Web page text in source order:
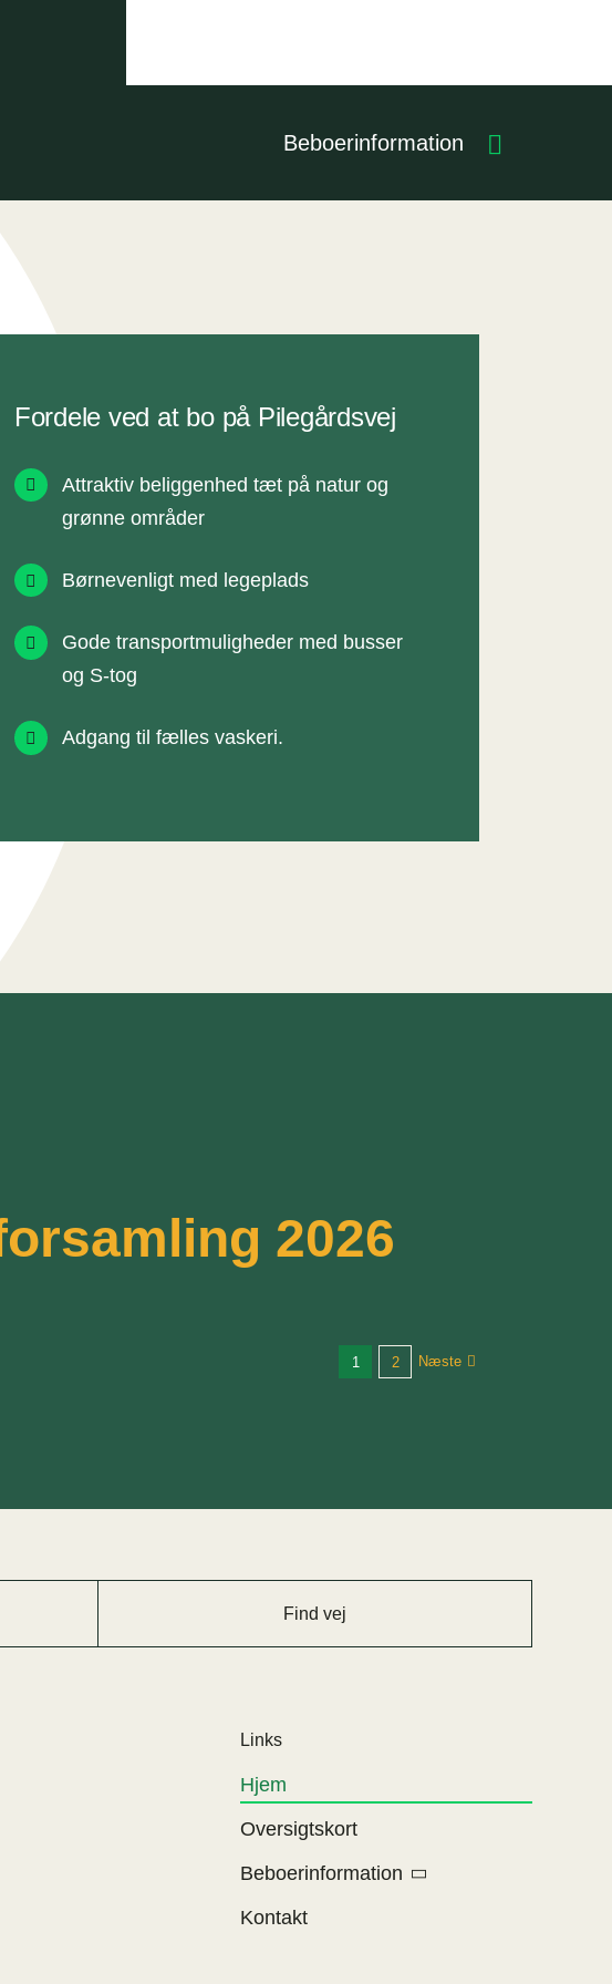
Beboerinformation
Fordele ved at bo på Pilegårdsvej
Attraktiv beliggenhed tæt på natur og
grønne områder
Børnevenligt med legeplads
Gode transportmuligheder med busser
og S-tog
Adgang til fælles vaskeri.
2026
1 2 Næste
Find vej
Links
Hjem
Oversigtskort
Beboerinformation
Kontakt